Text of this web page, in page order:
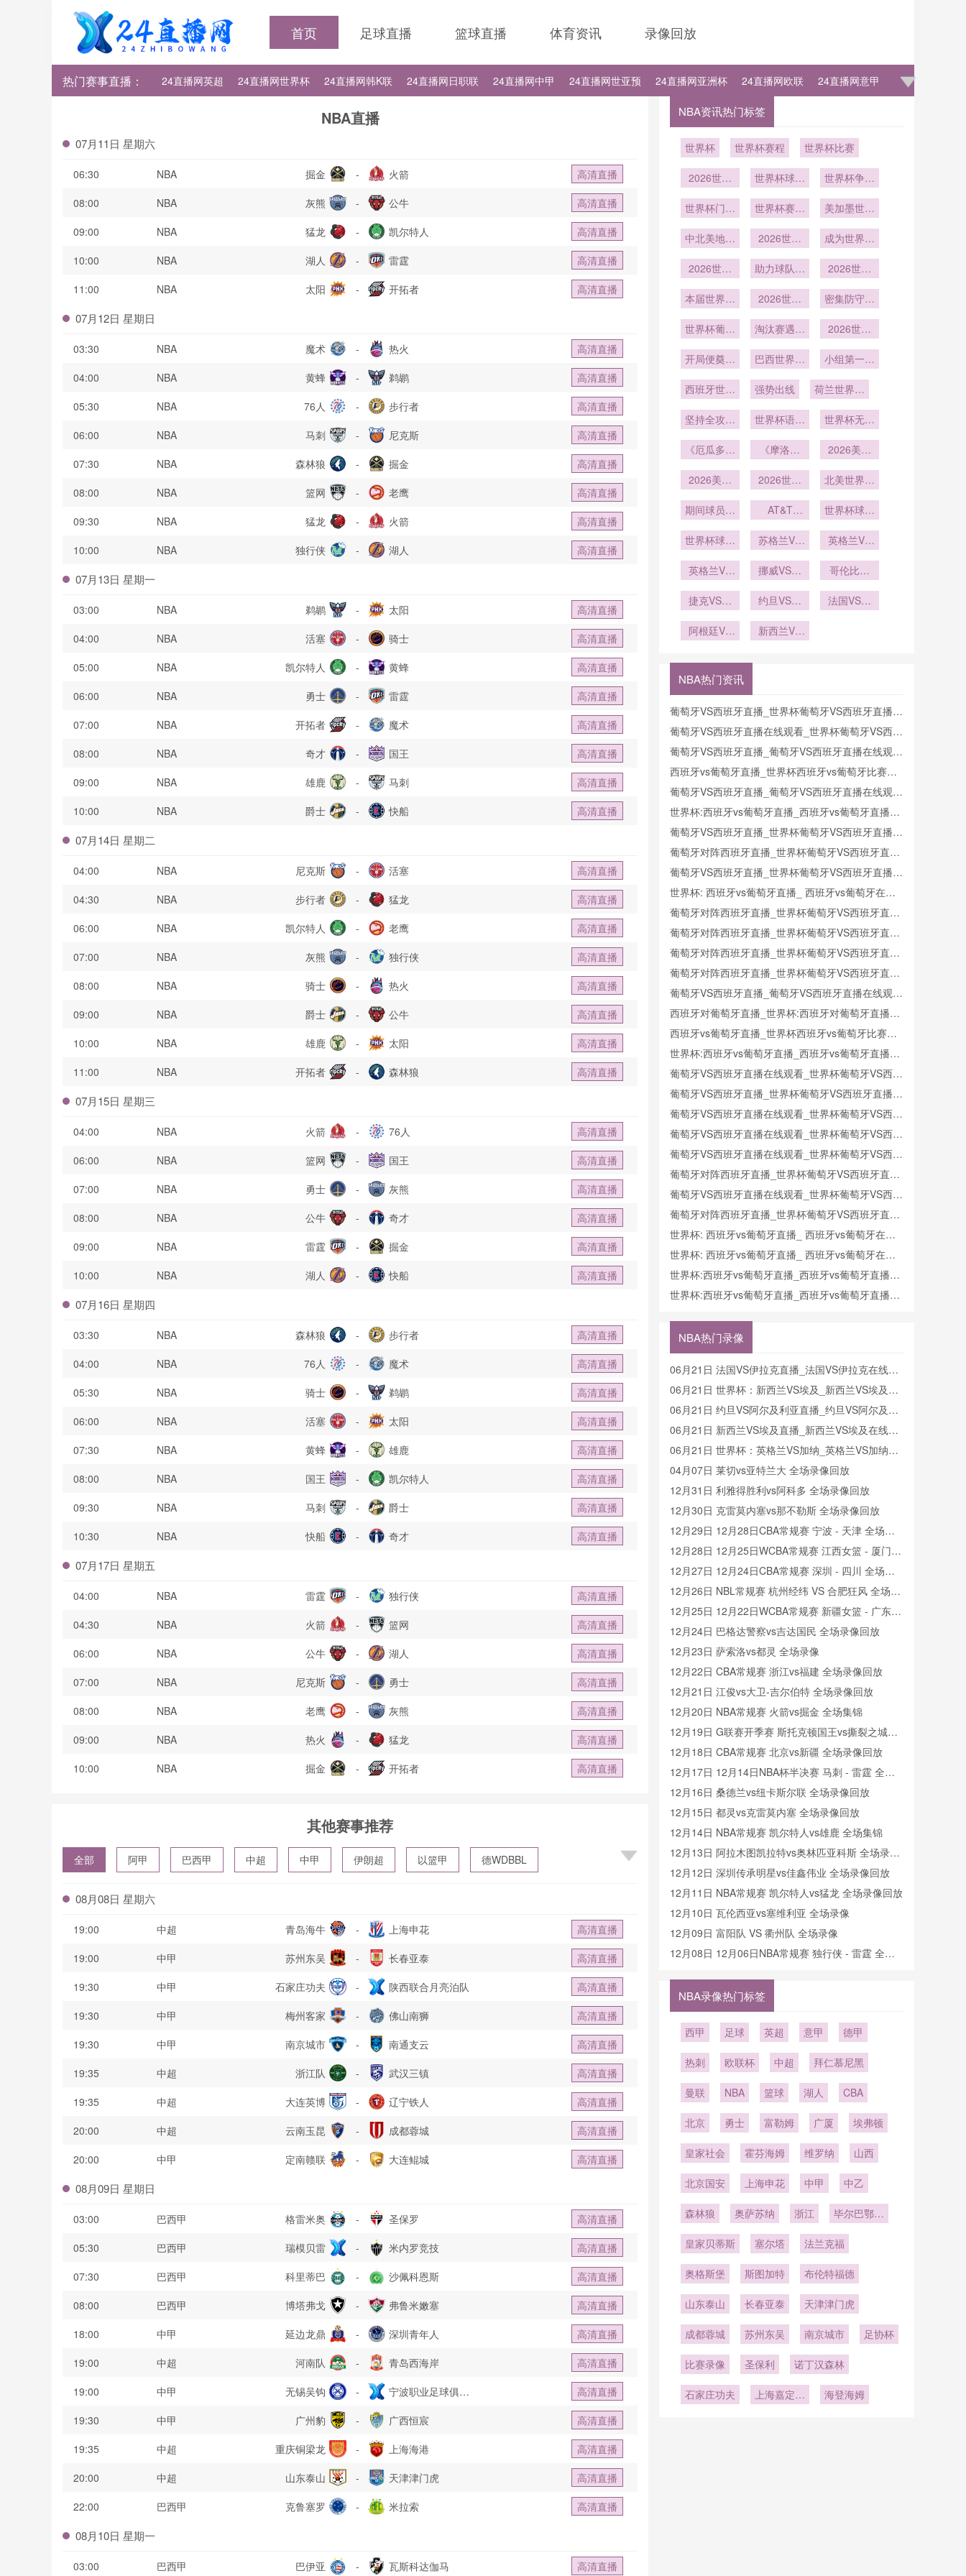
首页 足球直播 篮球直播 体育资讯 录像回放
热门赛事直播： 24直播网英超 24直播网世界杯 24直播网韩K联 24直播网日职联 24直播网中甲 24直播网世亚预 24直播网亚洲杯 24直播网欧联 24直播网意甲
24直播网德甲
NBA直播
07月11日 星期六
06:30 NBA 掘金 - 火箭
高清直播
08:00
NBA 灰熊 - 公牛
高清直播
09:00
NBA 猛龙 - 凯尔特人
高清直播
10:00
NBA 湖人 - 雷霆
高清直播
11:00
NBA 太阳 - 开拓者 高清直播
07月12日 星期日
03:30 NBA 魔术 - 热火
高清直播
04:00
NBA 黄蜂 - 鹈鹕
高清直播
05:30
NBA 76人 - 步行者
高清直播
06:00
NBA 马刺 - 尼克斯
高清直播
07:30
NBA 森林狼 - 掘金
高清直播
08:00
NBA 篮网 - 老鹰
高清直播
09:30
NBA 猛龙 - 火箭
高清直播
10:00
NBA 独行侠 - 湖人 高清直播
07月13日 星期一
03:00 NBA 鹈鹕 - 太阳
高清直播
04:00
NBA 活塞 - 骑士
高清直播
05:00
NBA 凯尔特人 - 黄蜂
高清直播
06:00
NBA 勇士 - 雷霆
高清直播
07:00
NBA 开拓者 - 魔术
高清直播
08:00
NBA 奇才 - 国王
高清直播
09:00
NBA 雄鹿 - 马刺
高清直播
10:00
NBA 爵士 - 快船 高清直播
07月14日 星期二
04:00 NBA 尼克斯 - 活塞
高清直播
04:30
NBA 步行者 - 猛龙
高清直播
06:00
NBA 凯尔特人 - 老鹰
高清直播
07:00
NBA 灰熊 - 独行侠
高清直播
08:00
NBA 骑士 - 热火
高清直播
09:00
NBA 爵士 - 公牛
高清直播
10:00
NBA 雄鹿 - 太阳
高清直播
11:00
NBA 开拓者 - 森林狼 高清直播
07月15日 星期三
04:00 NBA 火箭 - 76人
高清直播
06:00
NBA 篮网 - 国王
高清直播
07:00
NBA 勇士 - 灰熊
高清直播
08:00
NBA 公牛 - 奇才
高清直播
09:00
NBA 雷霆 - 掘金
高清直播
10:00
NBA 湖人 - 快船 高清直播
07月16日 星期四
03:30 NBA 森林狼 - 步行者
高清直播
04:00
NBA 76人 - 魔术
高清直播
05:30
NBA 骑士 - 鹈鹕
高清直播
06:00
NBA 活塞 - 太阳
高清直播
07:30
NBA 黄蜂 - 雄鹿
高清直播
08:00
NBA 国王 - 凯尔特人
高清直播
09:30
NBA 马刺 - 爵士
高清直播
10:30
NBA 快船 - 奇才 高清直播
07月17日 星期五
04:00 NBA 雷霆 - 独行侠
高清直播
04:30
NBA 火箭 - 篮网
高清直播
06:00
NBA 公牛 - 湖人
高清直播
07:00
NBA 尼克斯 - 勇士
高清直播
08:00
NBA 老鹰 - 灰熊
高清直播
09:00
NBA 热火 - 猛龙
高清直播
10:00
NBA 掘金 - 开拓者 高清直播
其他赛事推荐
全部 阿甲 巴西甲 中超 中甲 伊朗超 以篮甲 德WDBBL
波黑联
08月08日 星期六
19:00 中超 青岛海牛 - 上海申花
高清直播
19:00
中甲 苏州东吴 - 长春亚泰
高清直播
19:30
中甲 石家庄功夫 - 陕西联合月亮泊队
高清直播
19:30
中甲 梅州客家 - 佛山南狮
高清直播
19:30
中甲 南京城市 - 南通支云
高清直播
19:35
中超 浙江队 - 武汉三镇
高清直播
19:35
中超 大连英博 - 辽宁铁人
高清直播
20:00
中超 云南玉昆 - 成都蓉城
高清直播
20:00
中甲 定南赣联 - 大连鲲城 高清直播
08月09日 星期日
03:00 巴西甲 格雷米奥 - 圣保罗
高清直播
05:30
巴西甲 瑞模贝雷 - 米内罗竞技
高清直播
07:30
巴西甲 科里蒂巴 - 沙佩科恩斯
高清直播
08:00
巴西甲 博塔弗戈 - 弗鲁米嫩塞
高清直播
18:00
中甲 延边龙鼎 - 深圳青年人
高清直播
19:00
中超 河南队 - 青岛西海岸
高清直播
19:00
中甲 无锡吴钩 -
宁波职业足球俱乐
部
高清直播
19:30
中甲 广州豹 - 广西恒宸
高清直播
19:35
中超 重庆铜梁龙 - 上海海港
高清直播
20:00
中超 山东泰山 - 天津津门虎
高清直播
22:00
巴西甲 克鲁塞罗 - 米拉索 高清直播
08月10日 星期一
03:00 巴西甲 巴伊亚 - 瓦斯科达伽马 高清直播
NBA资讯热门标签
世界杯 世界杯赛程 世界杯比赛
2026世界
宿选择与推
世界杯球迷
令人感动的
世界杯争冠
防守最稳固
世界杯门将
液体
世界杯赛后
吃披萨
美加墨世界
席内加勒比
额分配
中北美地区
之外的第三
2026年世
2026世界
屡试不爽
成为世界杯
术
2026世界
依旧强势
助力球队稳
杯
2026世界
被改写
本届世界杯
册
2026世界
严密
密集防守难
强
世界杯葡萄
组赛遇荷兰
淘汰赛遇强
2026世界
出现
开局便奠定
巴西世界杯
小组第一出
西班牙世界
强势出线
荷兰世界杯
坚持全攻全
世界杯语言
全覆盖
世界杯无障
上线
《厄瓜多尔
鹰”出击！
赛场一飞冲
《摩洛哥
斯雄狮”归
续2022年
色？》
2026美加
谷世界杯元
2026美加
技公司赞助
2026世界
国海关通道
运输的时效
北美世界杯
在16座城
关流程
期间球员睡
戴设备标
年世界杯前
AT&T
Stadium从
橄榄球到足
球的球门锚
固点改造：
美加墨世界
杯前瞻
世界杯球员
走红
世界杯球员
成笑料
苏格兰VS
VS巴西直
英格兰VS
VS加纳直
英格兰VS
格兰VS加
挪威VS塞
挪威VS塞
直播
哥伦比亚
播哥伦比亚
捷克VS墨
VS墨西哥
约旦VS阿
播约旦VS
法国VS伊
阿根廷VS
阿根廷VS
奥地利在线
新西兰VS
NBA热门资讯
葡萄牙VS西班牙直播_世界杯葡萄牙VS西班牙直播_
葡萄牙VS西班牙在线高清直播
葡萄牙VS西班牙直播在线观看_世界杯葡萄牙VS西班
牙直播_葡萄牙VS西班牙比赛观看直达入口
葡萄牙VS西班牙直播_葡萄牙VS西班牙直播在线观看
_葡萄牙VS西班牙实时全场直播入口
西班牙vs葡萄牙直播_世界杯西班牙vs葡萄牙比赛直
播高清入口_西班牙vs葡萄牙预测分析直播
葡萄牙VS西班牙直播_葡萄牙VS西班牙直播在线观看
_葡萄牙VS西班牙实时全场直播入口
世界杯:西班牙vs葡萄牙直播_西班牙vs葡萄牙直播免
费观看_世界杯今日西班牙vs葡萄牙直播在线观看高
清视频直播
葡萄牙VS西班牙直播_世界杯葡萄牙VS西班牙直播_
葡萄牙VS西班牙在线高清直播
葡萄牙对阵西班牙直播_世界杯葡萄牙VS西班牙直播
_西班牙对葡萄牙比赛直播在线无插件观看
葡萄牙VS西班牙直播_世界杯葡萄牙VS西班牙直播_
葡萄牙VS西班牙在线高清直播
世界杯: 西班牙vs葡萄牙直播_ 西班牙vs葡萄牙在线
直播_ 西班牙vs葡萄牙CCTV5直播入口-24直播网
葡萄牙对阵西班牙直播_世界杯葡萄牙VS西班牙直播
_西班牙对葡萄牙比赛直播在线无插件观看
葡萄牙对阵西班牙直播_世界杯葡萄牙VS西班牙直播
_西班牙对葡萄牙比赛直播在线无插件观看
葡萄牙对阵西班牙直播_世界杯葡萄牙VS西班牙直播
_西班牙对葡萄牙比赛直播在线无插件观看
葡萄牙对阵西班牙直播_世界杯葡萄牙VS西班牙直播
_西班牙对葡萄牙比赛直播在线无插件观看
葡萄牙VS西班牙直播_葡萄牙VS西班牙直播在线观看
_葡萄牙VS西班牙实时全场直播入口
西班牙对葡萄牙直播_世界杯:西班牙对葡萄牙直播免
费观看直播_世界杯西班牙对葡萄牙直播在线观看高
清无插件
西班牙vs葡萄牙直播_世界杯西班牙vs葡萄牙比赛直
播高清入口_西班牙vs葡萄牙预测分析直播
世界杯:西班牙vs葡萄牙直播_西班牙vs葡萄牙直播免
费观看_世界杯今日西班牙vs葡萄牙直播在线观看高
清视频直播
葡萄牙VS西班牙直播在线观看_世界杯葡萄牙VS西班
牙直播_葡萄牙VS西班牙比赛观看直达入口
葡萄牙VS西班牙直播_世界杯葡萄牙VS西班牙直播_
葡萄牙VS西班牙在线高清直播
葡萄牙VS西班牙直播在线观看_世界杯葡萄牙VS西班
牙直播_葡萄牙VS西班牙比赛观看直达入口
葡萄牙VS西班牙直播在线观看_世界杯葡萄牙VS西班
牙直播_葡萄牙VS西班牙比赛观看直达入口
葡萄牙VS西班牙直播在线观看_世界杯葡萄牙VS西班
牙直播_葡萄牙VS西班牙比赛观看直达入口
葡萄牙对阵西班牙直播_世界杯葡萄牙VS西班牙直播
_西班牙对葡萄牙比赛直播在线无插件观看
葡萄牙VS西班牙直播在线观看_世界杯葡萄牙VS西班
牙直播_葡萄牙VS西班牙比赛观看直达入口
葡萄牙对阵西班牙直播_世界杯葡萄牙VS西班牙直播
_西班牙对葡萄牙比赛直播在线无插件观看
世界杯: 西班牙vs葡萄牙直播_ 西班牙vs葡萄牙在线
直播_ 西班牙vs葡萄牙CCTV5直播入口-24直播网
世界杯: 西班牙vs葡萄牙直播_ 西班牙vs葡萄牙在线
直播_ 西班牙vs葡萄牙CCTV5直播入口-24直播网
世界杯:西班牙vs葡萄牙直播_西班牙vs葡萄牙直播免
费观看_世界杯今日西班牙vs葡萄牙直播在线观看高
世界杯:西班牙vs葡萄牙直播_西班牙vs葡萄牙直播免
清视频直播
NBA热门录像
06月21日 法国VS伊拉克直播_法国VS伊拉克在线直
播
06月21日 世界杯：新西兰VS埃及_新西兰VS埃及直
播
06月21日 约旦VS阿尔及利亚直播_约旦VS阿尔及利
亚在线直播
06月21日 新西兰VS埃及直播_新西兰VS埃及在线直
播
06月21日 世界杯：英格兰VS加纳_英格兰VS加纳直
播
04月07日 莱切vs亚特兰大 全场录像回放
12月31日 利雅得胜利vs阿科多 全场录像回放
12月30日 克雷莫内塞vs那不勒斯 全场录像回放
12月29日 12月28日CBA常规赛 宁波 - 天津 全场录
像
12月28日 12月25日WCBA常规赛 江西女篮 - 厦门女
篮 全场录像
12月27日 12月24日CBA常规赛 深圳 - 四川 全场录
像
12月26日 NBL常规赛 杭州经纬 VS 合肥狂风 全场录
像
12月25日 12月22日WCBA常规赛 新疆女篮 - 广东女
篮 全场录像
12月24日 巴格达警察vs吉达国民 全场录像回放
12月23日 萨索洛vs都灵 全场录像
12月22日 CBA常规赛 浙江vs福建 全场录像回放
12月21日 江俊vs大卫-吉尔伯特 全场录像回放
12月20日 NBA常规赛 火箭vs掘金 全场集锦
12月19日 G联赛开季赛 斯托克顿国王vs撕裂之城混
音 全场录像回放
12月18日 CBA常规赛 北京vs新疆 全场录像回放
12月17日 12月14日NBA杯半决赛 马刺 - 雷霆 全场
录像
12月16日 桑德兰vs纽卡斯尔联 全场录像回放
12月15日 都灵vs克雷莫内塞 全场录像回放
12月14日 NBA常规赛 凯尔特人vs雄鹿 全场集锦
12月13日 阿拉木图凯拉特vs奥林匹亚科斯 全场录像
回放
12月12日 深圳传承明星vs佳鑫伟业 全场录像回放
12月11日 NBA常规赛 凯尔特人vs猛龙 全场录像回放
12月10日 瓦伦西亚vs塞维利亚 全场录像
12月09日 富阳队 VS 衢州队 全场录像
12月08日 12月06日NBA常规赛 独行侠 - 雷霆 全场
NBA录像热门标签
西甲 足球 英超 意甲 德甲
热刺 欧联杯 中超 拜仁慕尼黑
曼联 NBA 篮球 湖人 CBA
北京 勇士 富勒姆 广厦 埃弗顿
皇家社会 霍芬海姆 维罗纳 山西
北京国安 上海申花 中甲 中乙
森林狼 奥萨苏纳 浙江
毕尔巴鄂竞
皇家贝蒂斯
塞尔塔 法兰克福
奥格斯堡 斯图加特 布伦特福德
山东泰山 长春亚泰 天津津门虎
成都蓉城 苏州东吴 南京城市 足协杯
比赛录像 圣保利 诺丁汉森林
石家庄功夫
上海嘉定汇
海登海姆